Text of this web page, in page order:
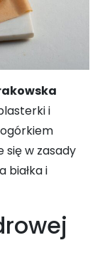
i
się w zasady
białka i